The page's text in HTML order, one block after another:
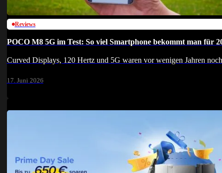
Reviews
POCO M8 5G im Test: So viel Smartphone bekommt man für
Curved Displays, 120 Hertz und 5G waren vor wenigen Jahren
17. Juni 2026